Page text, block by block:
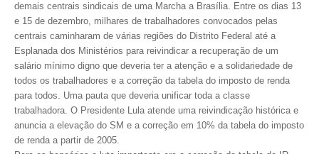
FIQUE POR DENTRO
APRESENTAÇÃO
EMPREGO E ESTÁGIO
CARREIRA
demais centrais sindicais de uma Marcha a Brasília. Entre os dias 13
e 15 de dezembro, milhares de trabalhadores convocados pelas
centrais caminharam de várias regiões do Distrito Federal até a
Esplanada dos Ministérios para reivindicar a recuperação de um
salário mínimo digno que deveria ter a atenção e a solidariedade de
todos os trabalhadores e a correção da tabela do imposto de renda
para todos. Uma pauta que deveria unificar toda a classe
trabalhadora. O Presidente Lula atende uma reivindicação histórica e
anuncia a elevação do SM e a correção em 10% da tabela do imposto
de renda a partir de 2005.